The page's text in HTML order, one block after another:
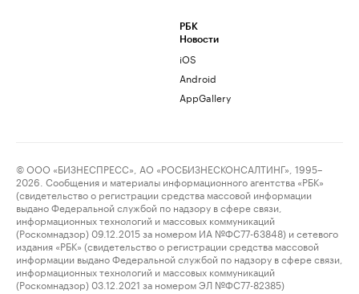
РБК
Новости
iOS
Android
AppGallery
© ООО «БИЗНЕСПРЕСС», АО «РОСБИЗНЕСКОНСАЛТИНГ», 1995–
2026. Сообщения и материалы информационного агентства «РБК»
(свидетельство о регистрации средства массовой информации
выдано Федеральной службой по надзору в сфере связи,
информационных технологий и массовых коммуникаций
(Роскомнадзор) 09.12.2015 за номером ИА №ФС77-63848) и сетевого
издания «РБК» (свидетельство о регистрации средства массовой
информации выдано Федеральной службой по надзору в сфере связи,
информационных технологий и массовых коммуникаций
(Роскомнадзор) 03.12.2021 за номером ЭЛ №ФС77-82385)